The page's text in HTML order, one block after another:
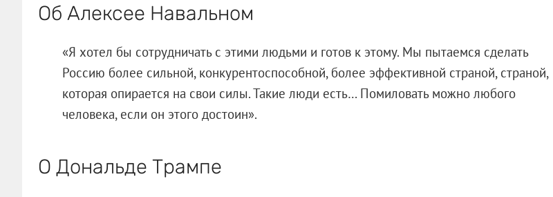
Об Алексее Навальном
«Я хотел бы сотрудничать с этими людьми и готов к этому. Мы пытаемся сделать
Россию более сильной, конкурентоспособной, более эффективной страной, страной,
которая опирается на свои силы. Такие люди есть… Помиловать можно любого
человека, если он этого достоин».
О Дональде Трампе